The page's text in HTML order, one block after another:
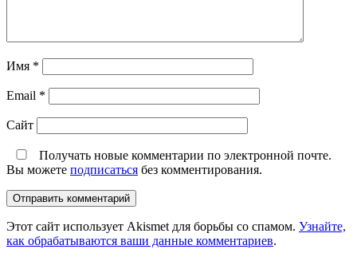
Имя *
Email *
Сайт
Получать новые комментарии по электронной почте.
Вы можете подписаться без комментирования.
Этот сайт использует Akismet для борьбы со спамом. Узнайте,
как обрабатываются ваши данные комментариев.